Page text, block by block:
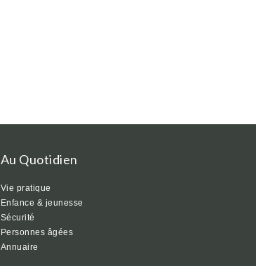
Au Quotidien
Vie pratique
Enfance & jeunesse
Sécurité
Personnes âgées
Annuaire